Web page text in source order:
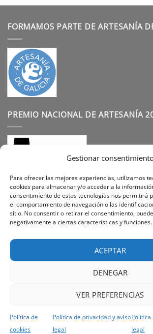
Gestionar
Para ofrecer las mejores experiencias, utilizamos
cookies para almacenar y/o acceder a la
consentimiento de estas tecnologías nos permitirá
el comportamiento de navegación o las
sitio. No consentir o retirar el consentimiento,
negativamente a ciertas características y funciones.
ACEPTAR
DENEGAR
VER PREFERENCIAS
Política de
cookies
Política de privacidad y aviso
legal
legal
FORMAMOS PARTE DE ARTESANÍA
PREMIO NACIONAL DE ARTESANÍA
SÍGUENOS
TÉRMINOS Y CONDICIONES